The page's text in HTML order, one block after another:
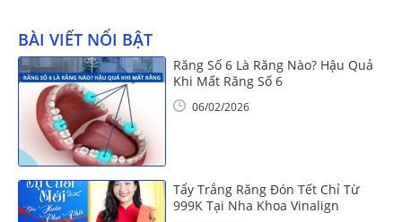
BÀI VIẾT NỔI BẬT
Răng Số 6 Là Răng Nào? Hậu Quả
Khi Mất Răng Số 6
06/02/2026
Tẩy Trắng Răng Đón Tết Chỉ Từ
999K Tại Nha Khoa Vinalign